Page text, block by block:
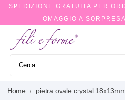
SPEDIZIONE GRATUITA PER
OMAGGIO A
Home pietra ovale crystal